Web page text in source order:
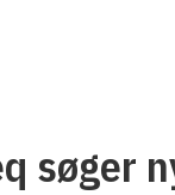
søger